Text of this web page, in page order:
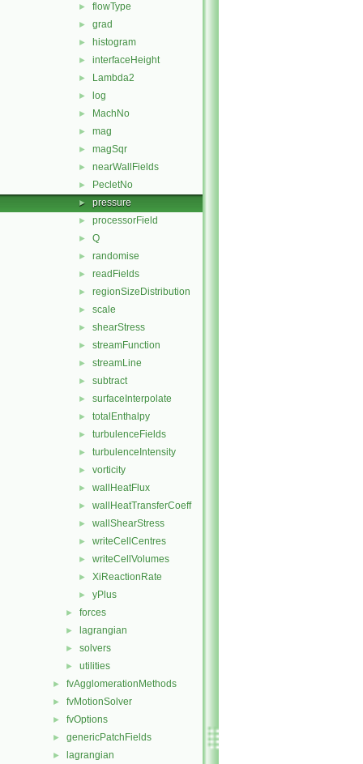
► flowType
► grad
► histogram
► interfaceHeight
► Lambda2
► log
► MachNo
► mag
► magSqr
► nearWallFields
► PecletNo
► pressure
► processorField
► Q
► randomise
► readFields
► regionSizeDistribution
► scale
► shearStress
► streamFunction
► streamLine
► subtract
► surfaceInterpolate
► totalEnthalpy
► turbulenceFields
► turbulenceIntensity
► vorticity
► wallHeatFlux
► wallHeatTransferCoeff
► wallShearStress
► writeCellCentres
► writeCellVolumes
► XiReactionRate
► yPlus
► forces
► lagrangian
► solvers
► utilities
► fvAgglomerationMethods
► fvMotionSolver
► fvOptions
► genericPatchFields
► lagrangian